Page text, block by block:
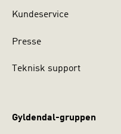
Kundeservice
Presse
Teknisk support
Gyldendal-gruppen